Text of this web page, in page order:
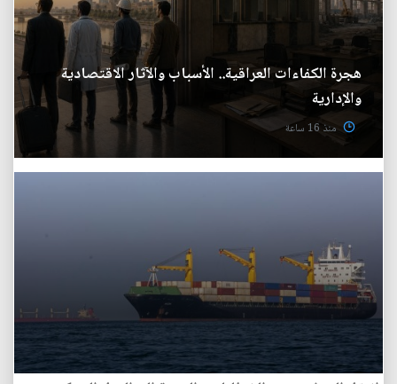
هجرة الكفاءات العراقية.. الأسباب والآثار الاقتصادية
والإدارية
منذ 16 ساعة